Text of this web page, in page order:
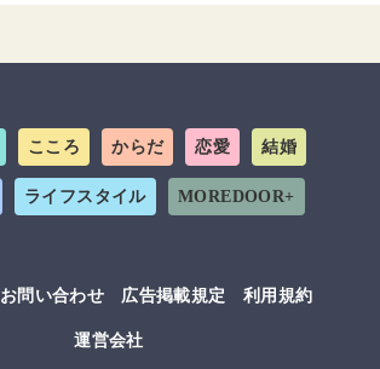
こころ からだ 恋愛 結婚
ライフスタイル MOREDOOR+
お問い合わせ 広告掲載規定
利用規約
運営会社